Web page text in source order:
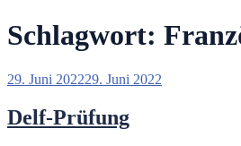
Schlagwort:
Veröffentlicht
29. Juni 202229. Juni 2022
Delf-Prüfung